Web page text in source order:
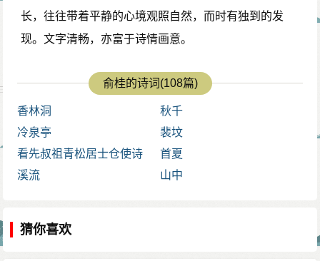
长，往往带着平静的心境观照自然，而时有独到的发
现。文字清畅，亦富于诗情画意。
俞桂的诗词(108篇)
香林洞
秋千
冷泉亭
裴坟
看先叔祖青松居士仓使诗
首夏
溪流
山中
猜你喜欢